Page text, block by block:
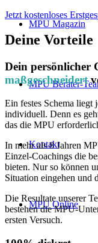
MPU Magazin
MPU Berater-
Kontakt
MPU Online
Jetzt kostenloses
Deine Vorteile
Dein persönlicher
maßgeschneidert
Ein festes Schema liegt
individuell. Denn es
das die MPU
In mehr als 8 Jahren
Einzel-Coachings die
bieten. Nur so können
Situation eingehen und
Die Resultate unserer
bestehen die MPU-
ersten Versuch.